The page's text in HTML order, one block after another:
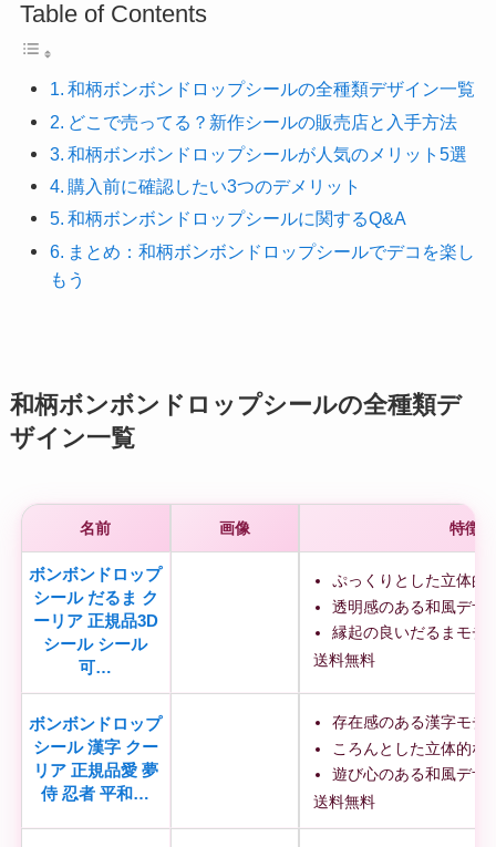
Table of Contents
和柄ボンボンドロップシールの全種類デザイン一覧
どこで売ってる？新作シールの販売店と入手方法
和柄ボンボンドロップシールが人気のメリット5選
購入前に確認したい3つのデメリット
和柄ボンボンドロップシールに関するQ&A
まとめ：和柄ボンボンドロップシールでデコを楽し
もう
和柄ボンボンドロップシールの全種類デ
ザイン一覧
名前 画像 特徴
ボンボンドロップ
シール だるま ク
ーリア 正規品3D
シール シール
可…
ぷっくりとした立体的
透明感のある和風デザ
縁起の良いだるまモチ
送料無料
ボンボンドロップ
シール 漢字 クー
リア 正規品愛 夢
侍 忍者 平和…
存在感のある漢字モチ
ころんとした立体的な
遊び心のある和風デザ
送料無料